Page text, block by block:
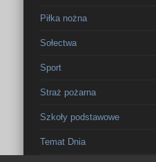
Piłka nożna
Sołectwa
Sport
Straż pożarna
Szkoły podstawowe
Temat Dnia